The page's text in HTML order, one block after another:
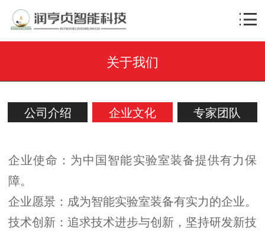
关于我们
公司介绍 企业文化 专家团队
企业使命：为中国智能实验室装备提供有力保
障。
企业愿景：成为智能实验室装备有实力的企业。
技术创新：追求技术进步与创新，坚持研发新技